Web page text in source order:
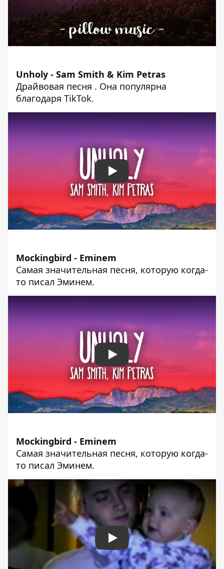
Unholy - Sam Smith & Kim Petras
Драйвовая песня . Она популярна
благодаря TikTok.
Play
Mockingbird - Eminem
Самая значительная песня, которую когда-
то писал Эминем.
Play
Mockingbird - Eminem
Самая значительная песня, которую когда-
то писал Эминем.
Play